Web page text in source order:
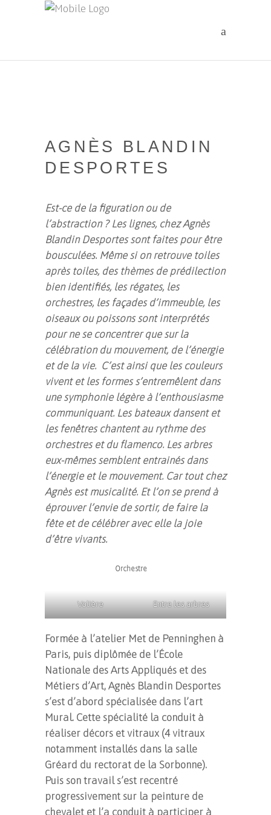
AGNÈS BLANDIN
DESPORTES
Est-ce de la figuration ou de
l’abstraction ? Les lignes, chez Agnès
Blandin Desportes sont faites pour être
bousculées. Même si on retrouve toiles
après toiles, des thèmes de prédilection
bien identifiés, les régates, les
orchestres, les façades d’immeuble, les
oiseaux ou poissons sont interprétés
pour ne se concentrer que sur la
célébration du mouvement, de l’énergie
et de la vie. C’est ainsi que les couleurs
vivent et les formes s’entremêlent dans
une symphonie légère à l’enthousiasme
communiquant. Les bateaux dansent et
les fenêtres chantent au rythme des
orchestres et du flamenco. Les arbres
eux-mêmes semblent entrainés dans
l’énergie et le mouvement. Car tout chez
Agnès est musicalité. Et l’on se prend à
éprouver l’envie de sortir, de faire la
fête et de célébrer avec elle la joie
d’être vivants.
Orchestre
Volière Entre les arbres
Formée à l’atelier Met de Penninghen à
Paris, puis diplômée de l’École
Nationale des Arts Appliqués et des
Métiers d’Art, Agnès Blandin Desportes
s’est d’abord spécialisée dans l’art
Mural. Cette spécialité la conduit à
réaliser décors et vitraux (4 vitraux
notamment installés dans la salle
Gréard du rectorat de la Sorbonne).
Puis son travail s’est recentré
progressivement sur la peinture de
chevalet et l’a conduit à participer à